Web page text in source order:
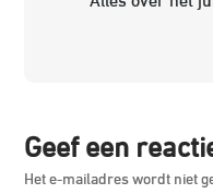
Geef een
Het e-mailadres wordt niet